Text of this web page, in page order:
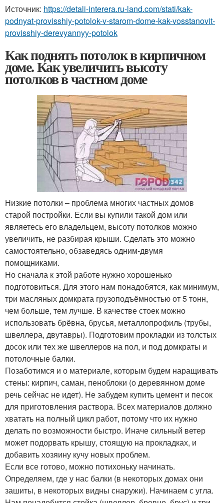
Источник: https://detali-interera.ru-land.com/stati/kak-
podnyat-provisshiy-potolok-v-starom-dome-kak-vosstanovit-
provisshiy-derevyannyy-potolok
Как поднять потолок в кирпичном
доме. Как увеличить высоту
потолков в частном доме
Низкие потолки – проблема многих частных домов
старой постройки. Если вы купили такой дом или
являетесь его владельцем, высоту потолков можно
увеличить, не разбирая крыши. Сделать это можно
самостоятельно, обзаведясь одним-двумя
помощниками.
Но сначала к этой работе нужно хорошенько
подготовиться. Для этого нам понадобятся, как минимум,
три масляных домкрата грузоподъёмностью от 5 тонн,
чем больше, тем лучше. В качестве стоек можно
использовать брёвна, брусья, металлопрофиль (трубы,
швеллера, двутавры). Подготовим прокладки из толстых
досок или тех же швеллеров на пол, и под домкраты и
потолочные балки.
Позаботимся и о материале, которым будем наращивать
стены: кирпич, саман, пеноблоки (о деревянном доме
речь сейчас не идет). Не забудем купить цемент и песок
для приготовления раствора. Всех материалов должно
хватать на полный цикл работ, потому что их нужно
делать по возможности быстро. Иначе сильный ветер
может подорвать крышу, стоящую на прокладках, и
добавить хозяину кучу новых проблем.
Если все готово, можно потихоньку начинать.
Определяем, где у нас балки (в некоторых домах они
зашиты, в некоторых видны снаружи). Начинаем с угла.